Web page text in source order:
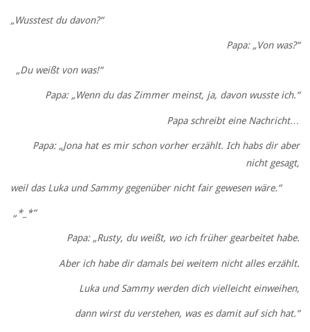
„Wusstest du davon?“
Papa: „Von was?“
„Du weißt von was!“
Papa: „Wenn du das Zimmer meinst, ja, davon wusste ich.“
Papa schreibt eine Nachricht…
Papa: „Jona hat es mir schon vorher erzählt. Ich habs dir aber
nicht gesagt,
weil das Luka und Sammy gegenüber nicht fair gewesen wäre.“
„*_*“
Papa: „Rusty, du weißt, wo ich früher gearbeitet habe.
Aber ich habe dir damals bei weitem nicht alles erzählt.
Luka und Sammy werden dich vielleicht einweihen,
dann wirst du verstehen, was es damit auf sich hat.“